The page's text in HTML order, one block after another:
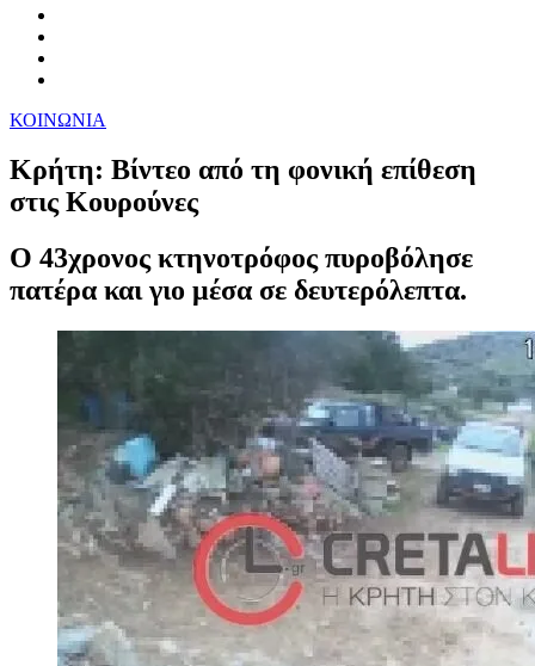
ΚΟΙΝΩΝΙΑ
Κρήτη: Βίντεο από τη φονική επίθεση
στις Κουρούνες
O 43χρονος κτηνοτρόφος πυροβόλησε
πατέρα και γιο μέσα σε δευτερόλεπτα.